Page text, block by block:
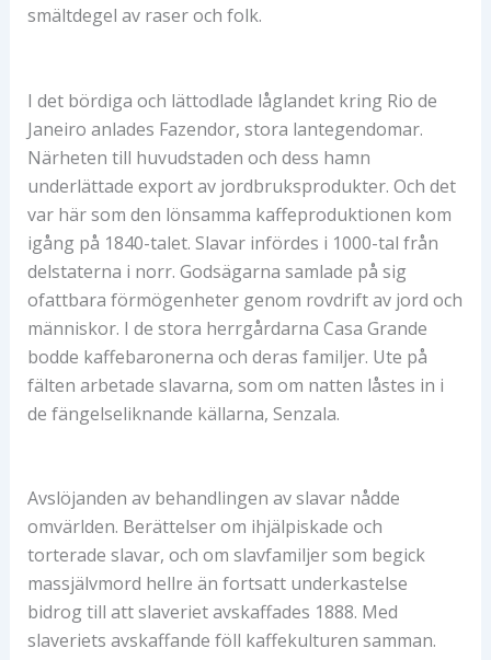
smältdegel av raser och folk.
I det bördiga och lättodlade låglandet kring Rio de
Janeiro anlades Fazendor, stora lantegendomar.
Närheten till huvudstaden och dess hamn
underlättade export av jordbruksprodukter. Och det
var här som den lönsamma kaffeproduktionen kom
igång på 1840-talet. Slavar infördes i 1000-tal från
delstaterna i norr. Godsägarna samlade på sig
ofattbara förmögenheter genom rovdrift av jord och
människor. I de stora herrgårdarna Casa Grande
bodde kaffebaronerna och deras familjer. Ute på
fälten arbetade slavarna, som om natten låstes in i
de fängelseliknande källarna, Senzala.
Avslöjanden av behandlingen av slavar nådde
omvärlden. Berättelser om ihjälpiskade och
torterade slavar, och om slavfamiljer som begick
massjälvmord hellre än fortsatt underkastelse
bidrog till att slaveriet avskaffades 1888. Med
slaveriets avskaffande föll kaffekulturen samman.